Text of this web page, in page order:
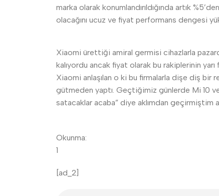
marka olarak konumlandırıldığında artık
olacağını ucuz ve fiyat performans dengesi
Xiaomi ürettiği amiral germisi cihazlarla
kalıyordu ancak fiyat olarak bu rakiplerinin
Xiaomi anlaşılan o ki bu firmalarla dişe diş bir
gütmeden yaptı. Geçtiğimiz günlerde Mi 10 ve
satacaklar acaba” diye aklımdan geçirmiştim
Okunma:
1
[ad_2]